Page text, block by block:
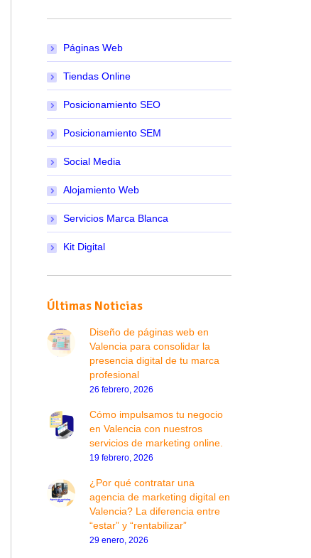
Páginas Web
Tiendas Online
Posicionamiento SEO
Posicionamiento SEM
Social Media
Alojamiento Web
Servicios Marca Blanca
Kit Digital
Últimas Noticias
Diseño de páginas web en
Valencia para consolidar la
presencia digital de tu marca
profesional
26 febrero, 2026
Cómo impulsamos tu negocio
en Valencia con nuestros
servicios de marketing online.
19 febrero, 2026
¿Por qué contratar una
agencia de marketing digital en
Valencia? La diferencia entre
“estar” y “rentabilizar”
29 enero, 2026